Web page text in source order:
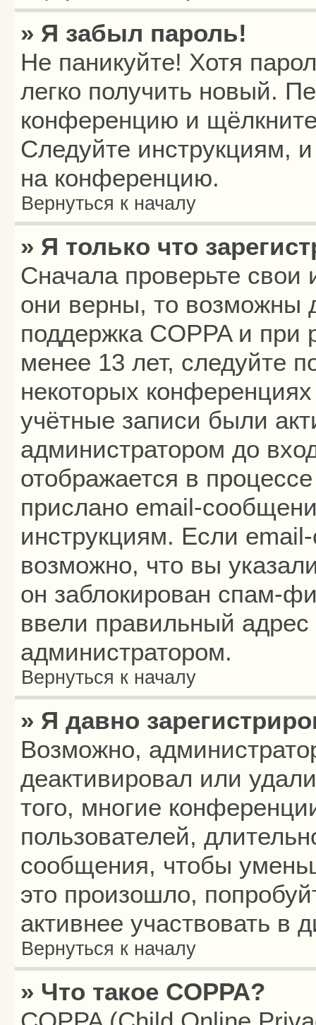
» Я забыл пароль!
Не паникуйте! Хотя
легко получить новый.
конференцию и
Следуйте инструкциям,
на конференцию.
Вернуться к началу
» Я только что
Сначала проверьте свои
они верны, то возможны
поддержка COPPA и при
менее 13 лет, следуйте
некоторых
учётные записи были
администратором до
отображается в
прислано email-
инструкциям. Если
возможно, что вы
он заблокирован спам-
ввели правильный адрес
администратором.
Вернуться к началу
» Я давно
Возможно,
деактивировал или
того, многие
пользователей,
сообщения, чтобы
это произошло,
активнее участвовать в
Вернуться к началу
» Что такое COPPA?